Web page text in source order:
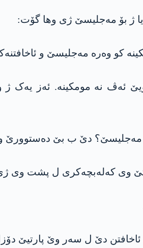
یا ژ بۆ مەجلیسێ ژی وها گۆت:
کو وەرە مەجلیسێ و
مەجلیسێ؟ دێ ب بێ دەستوورێ
وی کەلەبچەکری ل پشت
دێ ل سەر وێ پارتیێ